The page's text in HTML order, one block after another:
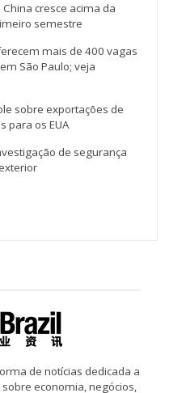
cresce acima da
semestre
mais de 400 vagas
São Paulo; veja
sobre exportações de
para os EUA
de segurança
de notícias dedicada a
economia, negócios,